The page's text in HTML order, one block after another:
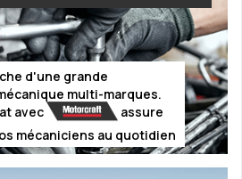
d'une grande
multi-marques.
avec
assure
mécaniciens au quotidien